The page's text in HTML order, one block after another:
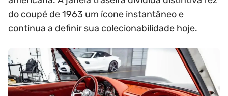
do coupé de 1963 um ícone instantâneo e
continua a definir sua colecionabilidade hoje.